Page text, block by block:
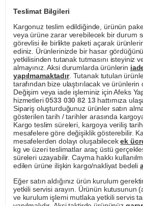
Teslimat Bilgileri
Kargonuz teslim edildiğinde, ürünün
veya ürüne zarar verebilecek bir durum
görevlisi ile birlikte paketi açarak
ediniz. Ürünlerinizde bir hasar
yetkilisinden tutanak tutmasını isteyiniz
almayınız. Aksi durumlarda ürünlerin
yapılmamaktadır. Tutanak tutulan
tarafından bize ulaştırılacak ve ürünlerin
Değişim veya iade işleminiz için Afeks
hizmetleri0533 030 82 13hattımıza
Sipariş oluşturduğunuz ürünler satın
gösterilen tarih / tarihler arasında
Kargo teslim süreleri, kargoya veriliş
mesafelere göre değişiklik gösterebilir.
mesafelerden dolayı oluşabilecekek
kg ve üzeri teslimatlar araç üstü
süreleri uzayabilir. Cayma hakkı
edilen ürüne ilişkin kargo/nakliyat bedeli
Eğer satın aldığınız ürün kurulum
yetkili servisi arayın. Ürünün kutusunun
ve kurulum işlemi mutlaka yetkili servis